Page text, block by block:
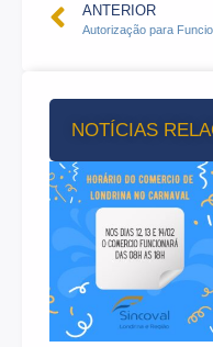
ANTERIOR
NOTÍCIAS